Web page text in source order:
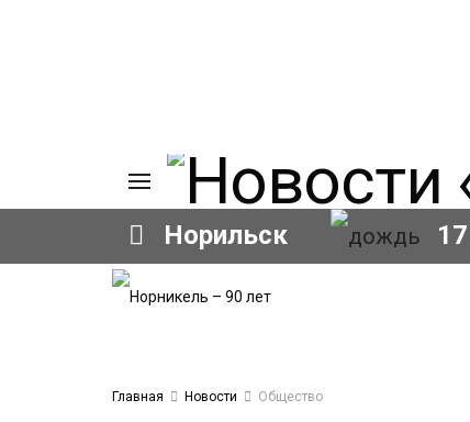
Норильск 17
Главная Новости Общество